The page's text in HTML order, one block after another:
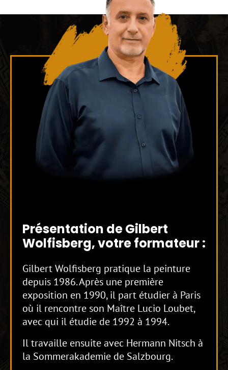
Présentation de Gilbert
Wolfisberg, votre formateur :
Gilbert Wolfisberg pratique la peinture
depuis 1986. Après une première
exposition en 1990, il part étudier à Paris
où il rencontre son Maître Lucio Loubet,
avec qui il étudie de 1992 à 1994.
Il travaille ensuite avec Hermann Nitsch à
la Sommerakademie de Salzbourg.